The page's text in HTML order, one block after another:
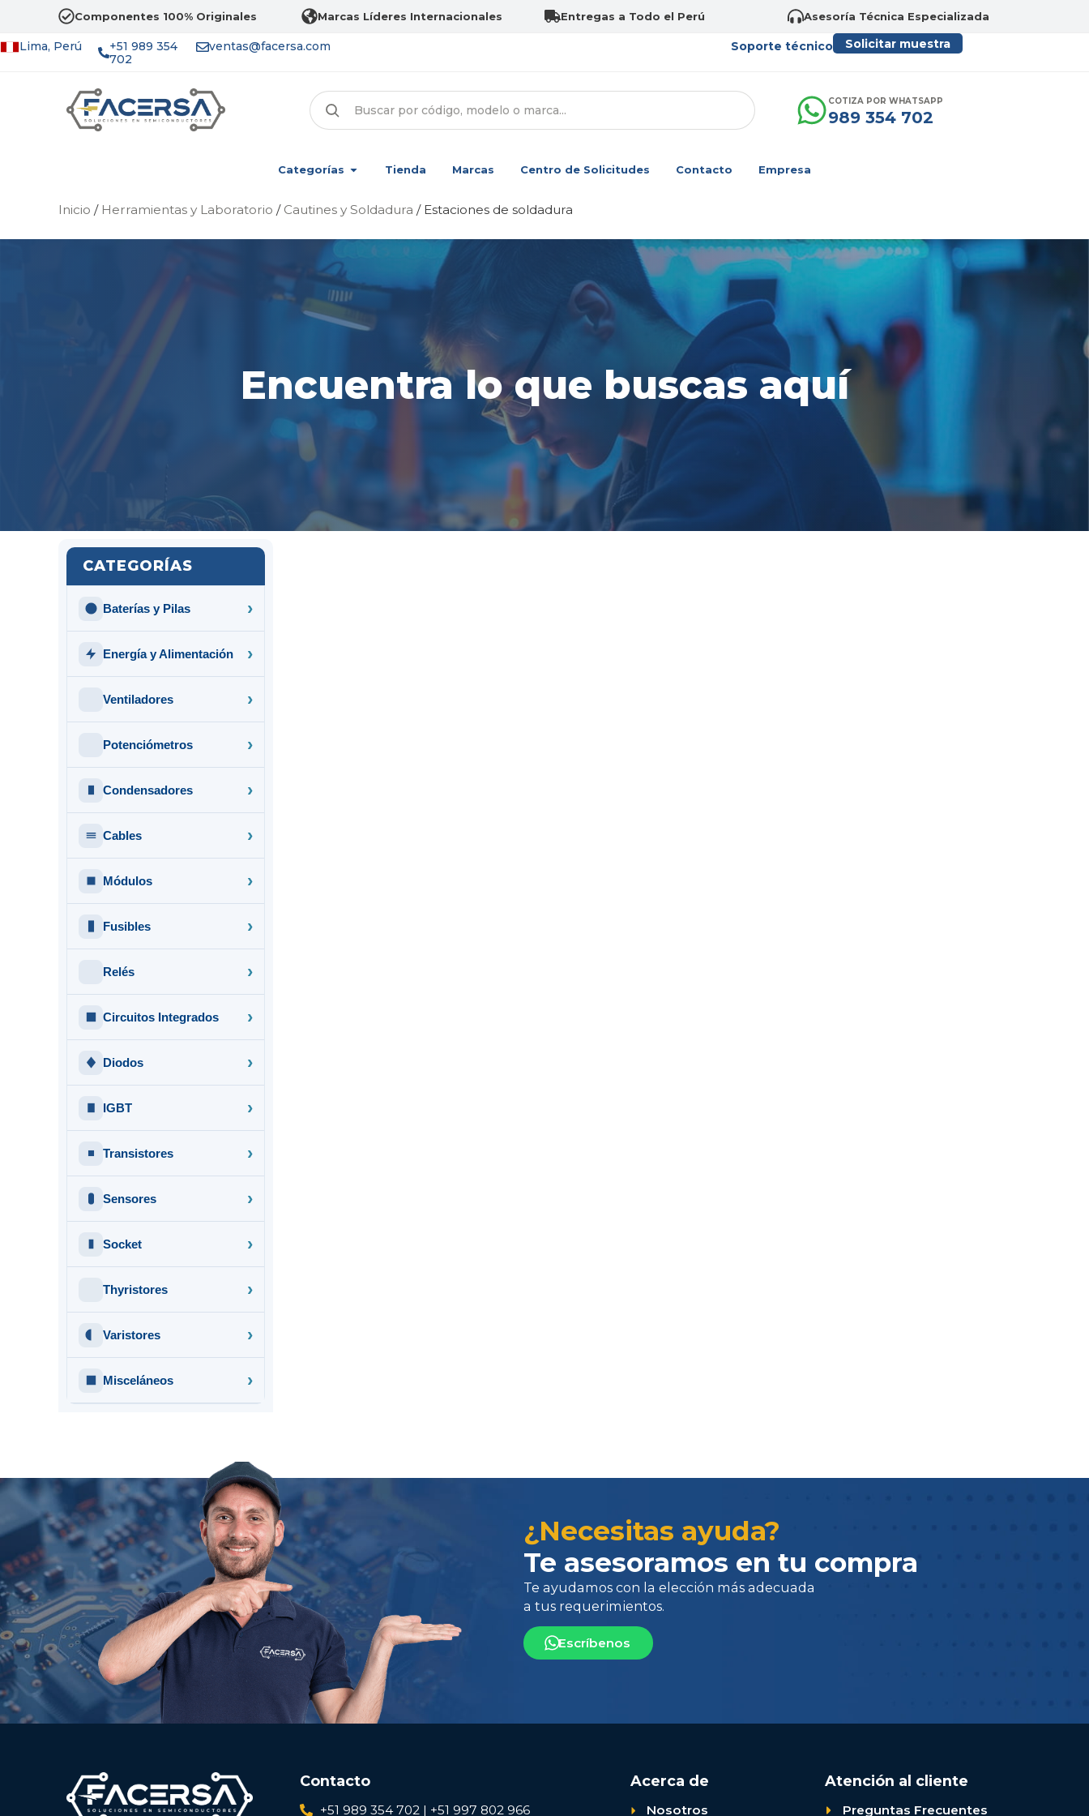
Componentes 100% Originales Marcas Líderes Internacionales Entregas a Todo el Perú Asesoría Técnica Especializada
Lima, Perú
+51 989 354
702
ventas@facersa.com Soporte técnico Solicitar muestra
COTIZA POR WHATSAPP
989 354 702
Categorías Tienda Marcas Centro de Solicitudes Contacto Empresa
Inicio / Herramientas y Laboratorio / Cautines y Soldadura / Estaciones de soldadura
Encuentra lo que buscas aquí
CATEGORÍAS
Baterías y Pilas
Energía y Alimentación
Ventiladores
Potenciómetros
Condensadores
Cables
Módulos
Fusibles
Relés
Circuitos Integrados
Diodos
IGBT
Transistores
Sensores
Socket
Thyristores
Varistores
Misceláneos
¿Necesitas ayuda?
Te asesoramos en tu compra
a tus requerimientos.
Escríbenos
Contacto
+51 989 354 702 | +51 997 802 966
Acerca de
Nosotros
Atención al cliente
Preguntas Frecuentes